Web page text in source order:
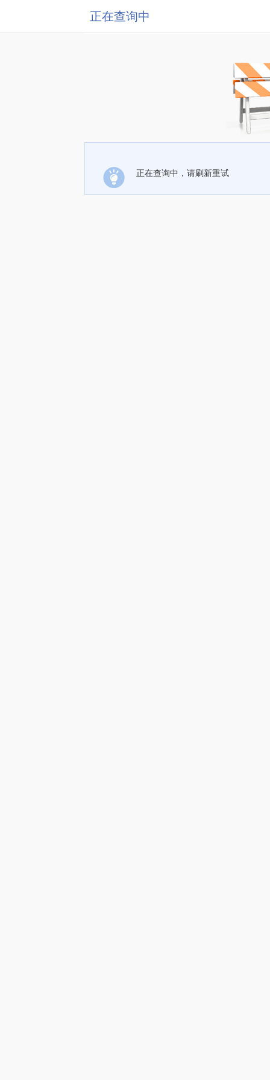
正在查询中
正在查询中，请刷新重试